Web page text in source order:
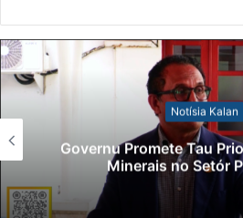
Notísia Kalan
Governu Promete Tau
Minerais no Setór